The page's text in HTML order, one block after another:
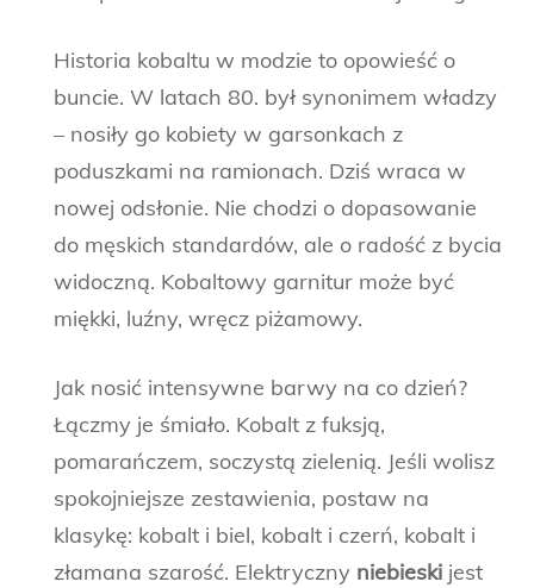
Historia kobaltu w modzie to opowieść o
buncie. W latach 80. był synonimem władzy
– nosiły go kobiety w garsonkach z
poduszkami na ramionach. Dziś wraca w
nowej odsłonie. Nie chodzi o dopasowanie
do męskich standardów, ale o radość z bycia
widoczną. Kobaltowy garnitur może być
miękki, luźny, wręcz piżamowy.
Jak nosić intensywne barwy na co dzień?
Łączmy je śmiało. Kobalt z fuksją,
pomarańczem, soczystą zielenią. Jeśli wolisz
spokojniejsze zestawienia, postaw na
klasykę: kobalt i biel, kobalt i czerń, kobalt i
złamana szarość. Elektryczny niebieski jest